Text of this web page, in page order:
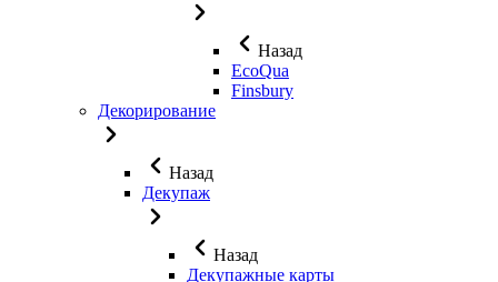
Назад
EcoQua
Finsbury
Декорирование
Назад
Декупаж
Назад
Декупажные карты